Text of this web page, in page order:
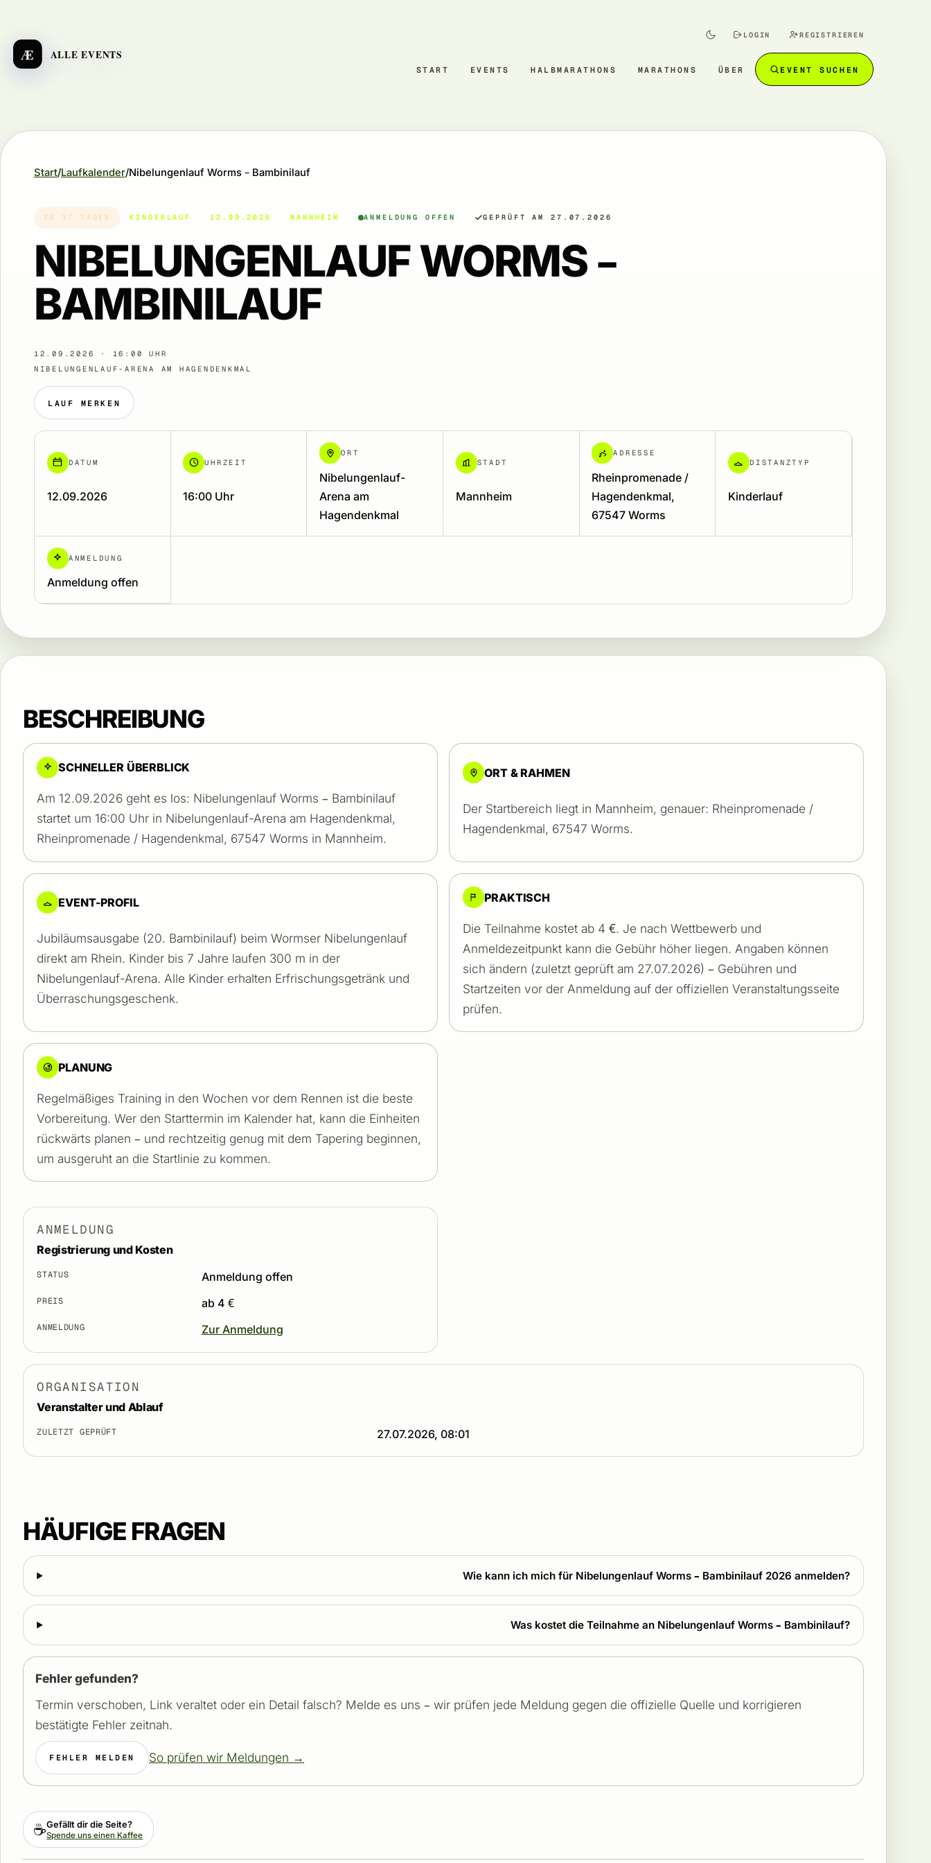
Æ ALLE EVENTS
LOGIN REGISTRIEREN
START EVENTS HALBMARATHONS MARATHONS ÜBER EVENT SUCHEN
Start Laufkalender Nibelungenlauf Worms – Bambinilauf
IN 37 TAGEN KINDERLAUF 12.09.2026 MANNHEIM ANMELDUNG OFFEN GEPRÜFT AM 27.07.2026
NIBELUNGENLAUF WORMS –
BAMBINILAUF
12.09.2026 · 16:00 UHR
NIBELUNGENLAUF-ARENA AM HAGENDENKMAL
LAUF MERKEN
DATUM
12.09.2026
UHRZEIT
16:00 Uhr
ORT
Nibelungenlauf-
Arena am
Hagendenkmal
STADT
Mannheim
ADRESSE
Rheinpromenade /
Hagendenkmal,
67547 Worms
DISTANZTYP
Kinderlauf
ANMELDUNG
Anmeldung offen
BESCHREIBUNG
SCHNELLER ÜBERBLICK
Am 12.09.2026 geht es los: Nibelungenlauf Worms – Bambinilauf
startet um 16:00 Uhr in Nibelungenlauf-Arena am Hagendenkmal,
Rheinpromenade / Hagendenkmal, 67547 Worms in Mannheim.
ORT & RAHMEN
Der Startbereich liegt in Mannheim, genauer: Rheinpromenade /
Hagendenkmal, 67547 Worms.
EVENT-PROFIL
Jubiläumsausgabe (20. Bambinilauf) beim Wormser Nibelungenlauf
direkt am Rhein. Kinder bis 7 Jahre laufen 300 m in der
Nibelungenlauf-Arena. Alle Kinder erhalten Erfrischungsgetränk und
Überraschungsgeschenk.
PRAKTISCH
Die Teilnahme kostet ab 4 €. Je nach Wettbewerb und
Anmeldezeitpunkt kann die Gebühr höher liegen. Angaben können
sich ändern (zuletzt geprüft am 27.07.2026) – Gebühren und
Startzeiten vor der Anmeldung auf der offiziellen Veranstaltungsseite
prüfen.
PLANUNG
Regelmäßiges Training in den Wochen vor dem Rennen ist die beste
Vorbereitung. Wer den Starttermin im Kalender hat, kann die Einheiten
rückwärts planen – und rechtzeitig genug mit dem Tapering beginnen,
um ausgeruht an die Startlinie zu kommen.
ANMELDUNG
Registrierung und Kosten
STATUS Anmeldung offen
PREIS ab 4 €
ANMELDUNG Zur Anmeldung
ORGANISATION
Veranstalter und Ablauf
ZULETZT GEPRÜFT 27.07.2026, 08:01
HÄUFIGE FRAGEN
Wie kann ich mich für Nibelungenlauf Worms – Bambinilauf 2026 anmelden?
Was kostet die Teilnahme an Nibelungenlauf Worms – Bambinilauf?
Fehler gefunden?
Termin verschoben, Link veraltet oder ein Detail falsch? Melde es uns – wir prüfen jede Meldung gegen die offizielle Quelle und korrigieren
bestätigte Fehler zeitnah.
FEHLER MELDEN So prüfen wir Meldungen →
☕Gefällt dir die Seite?
Spende uns einen Kaffee